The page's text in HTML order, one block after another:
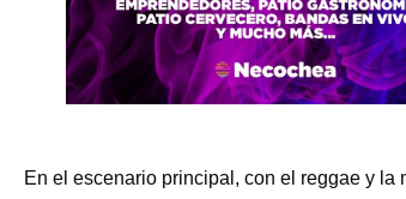
En el escenario principal, con el reggae y